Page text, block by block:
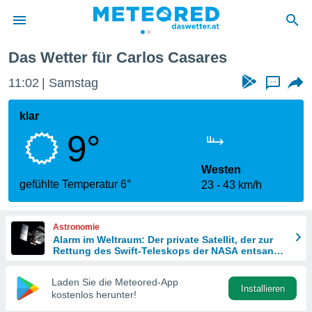
wurde
dass
sind.
diese
Das Wetter für Carlos Casares
11:02 Samstag ...
klar
9°
gefühlte Temperatur 6°
Westen
23
43 km/h
Astronomie
Alarm im Weltraum: Der private Satellit, der zur
Rettung des Swift-Teleskops der NASA entsandt
Laden Sie die Meteored-App
kostenlos herunter!
Installieren